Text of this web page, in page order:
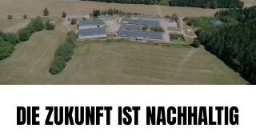
DIE ZUKUNFT IST NACHHALTIG
DIE ZUKUNFT IST NACHHALTIG